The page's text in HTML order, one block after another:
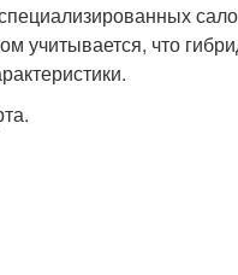
учитывается, что